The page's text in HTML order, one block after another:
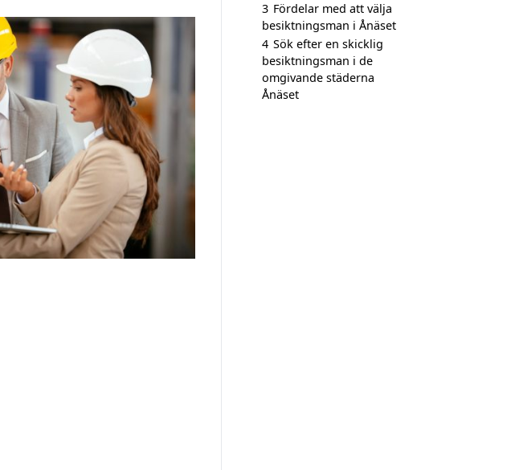
3 Fördelar med att välja
besiktningsman i Ånäset
4 Sök efter en skicklig
besiktningsman i de
omgivande städerna
Ånäset